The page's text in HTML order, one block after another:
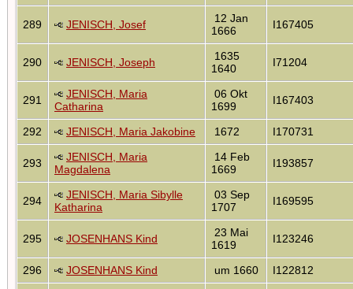
289 JENISCH, Josef
12 Jan
1666
I167405
290 JENISCH, Joseph
1635
1640
I71204
291
JENISCH, Maria
Catharina
06 Okt
1699
I167403
292 JENISCH, Maria Jakobine 1672 I170731
293
JENISCH, Maria
Magdalena
14 Feb
1669
I193857
294
JENISCH, Maria Sibylle
Katharina
03 Sep
1707
I169595
295 JOSENHANS Kind
23 Mai
1619
I123246
296 JOSENHANS Kind um 1660
I122812